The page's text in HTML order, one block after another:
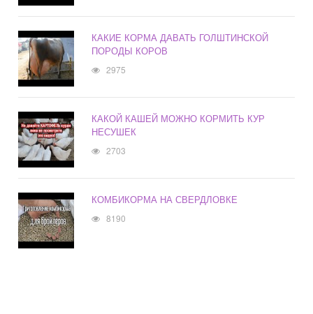
КАКИЕ КОРМА ДАВАТЬ ГОЛШТИНСКОЙ
ПОРОДЫ КОРОВ
2975
КАКОЙ КАШЕЙ МОЖНО КОРМИТЬ КУР
НЕСУШЕК
2703
КОМБИКОРМА НА СВЕРДЛОВКЕ
8190